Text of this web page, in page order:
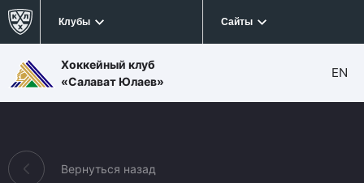
Клубы Сайты
Хоккейный клуб
«Салават Юлаев»
EN
Вернуться назад